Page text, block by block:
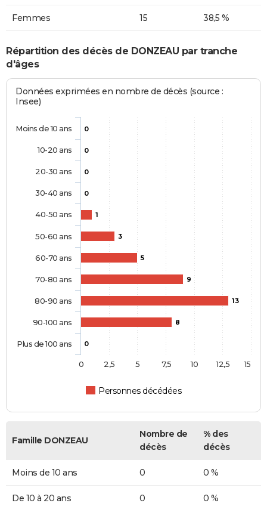
Femmes 15 38,5 %
Répartition des décès de DONZEAU par tranche
d'âges
Données exprimées en nombre de décès (source :
Insee)
0
0
0
0
1
3
5
9
13
8
0
Personnes décédées
Moins de 10 ans
10-20 ans
20-30 ans
30-40 ans
40-50 ans
50-60 ans
60-70 ans
70-80 ans
80-90 ans
90-100 ans
Plus de 100 ans
0 2,5 5 7,5 10 12,5 15
Famille DONZEAU
Nombre de
décès
% des
décès
Moins de 10 ans 0 0 %
De 10 à 20 ans 0 0 %